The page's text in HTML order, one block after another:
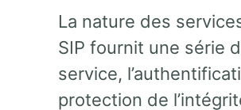
La nature des
SIP fournit une série
service,
protection de